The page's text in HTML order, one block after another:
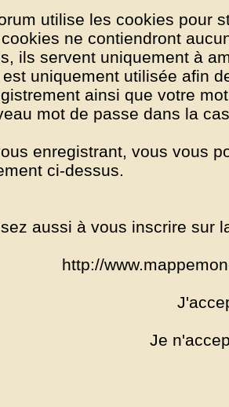
utilise les cookies pour
ne contiendront
ils servent uniquement à
uniquement utilisée afin
ainsi que votre
mot de passe dans la
enregistrant, vous vous
ci-dessus.
aussi à vous inscrire sur
http://
Je